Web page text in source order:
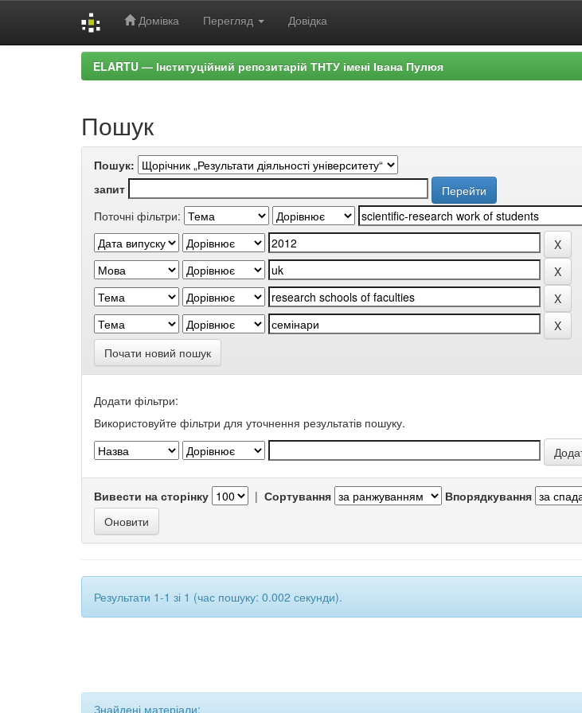
Домівка Перегляд Довідка
ELARTU — Інституційний репозитарій ТНТУ імені Івана Пулюя
Пошук
Пошук:
запит
Поточні фільтри:
Почати новий пошук
Додати фільтри:
Використовуйте фільтри для уточнення результатів пошуку.
Вивести на сторінку | Сортування Впорядкування
Результати 1-1 зі 1 (час пошуку: 0.002 секунди).
Знайдені матеріали: